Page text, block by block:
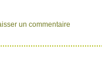
un commentaire